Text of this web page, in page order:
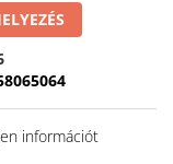
információt